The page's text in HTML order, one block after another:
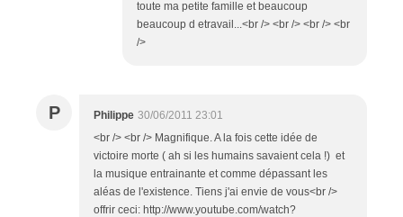
toute ma petite famille et beaucoup
beaucoup d etravail...<br /> <br /> <br /> <br
/>
P Philippe 30/06/2011 23:01
<br /> <br /> Magnifique. A la fois cette idée de
victoire morte ( ah si les humains savaient cela !) et
la musique entrainante et comme dépassant les
aléas de l'existence. Tiens j'ai envie de vous<br />
offrir ceci: http://www.youtube.com/watch?